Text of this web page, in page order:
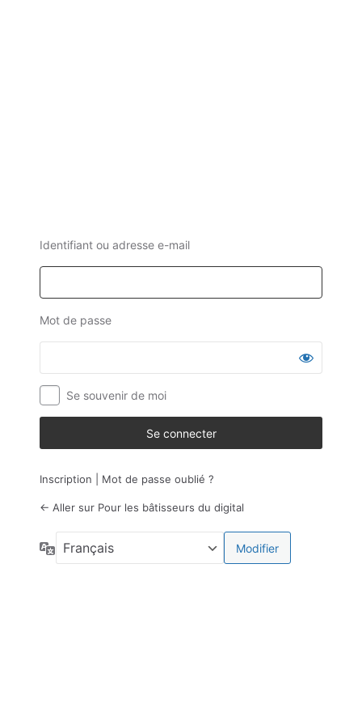
Identifiant ou adresse e-mail
Mot de passe
Se souvenir de moi
Inscription Mot de passe oublié ?
← Aller sur Pour les bâtisseurs du digital